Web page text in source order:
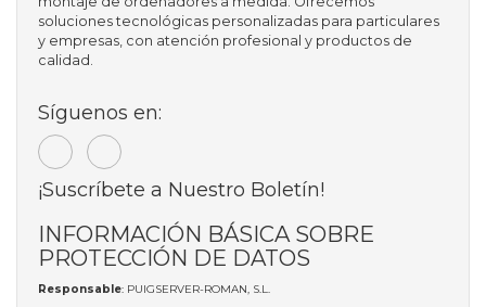
soluciones tecnológicas personalizadas para particulares
y empresas, con atención profesional y productos de
calidad.
Síguenos en:
¡Suscríbete a Nuestro Boletín!
INFORMACIÓN BÁSICA SOBRE
PROTECCIÓN DE DATOS
Responsable: PUIGSERVER-ROMAN, S.L.